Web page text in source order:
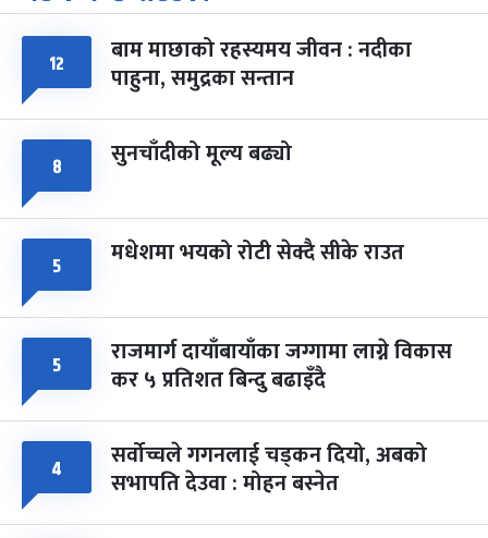
८
सोम
फागुपूर्णिमा
चैत्र ८, २०८३- Mar 22, 2027
७ महिना बाँकी
१२ बाम माछाको रहस्यमय जीवन : नदीका
पाहुना, समुद्रका सन्तान
८ सुनचाँदीको मूल्य बढ्यो
५ मधेशमा भयको रोटी सेक्दै सीके राउत
५ राजमार्ग दायाँबायाँका जग्गामा लाग्ने विकास
कर ५ प्रतिशत बिन्दु बढाइँदै
४ सर्वोच्चले गगनलाई चड्कन दियो, अबको
सभापति देउवा : मोहन बस्नेत